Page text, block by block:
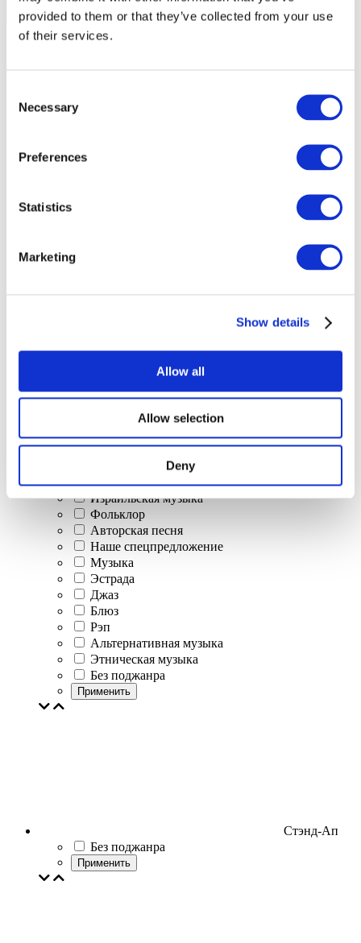
provided to them or that they’ve collected from your use
of their services.
Selection
Necessary
Preferences
Statistics
Marketing
Show details
Allow all
Allow selection
Deny
Классическая музыка
Поп-музыка
Джаз и блюз
Израильская музыка
Фольклор
Авторская песня
Наше спецпредложение
Музыка
Эстрада
Джаз
Блюз
Рэп
Альтернативная музыка
Этническая музыка
Без поджанра
Применить
Стэнд-Ап
Без поджанра
Применить